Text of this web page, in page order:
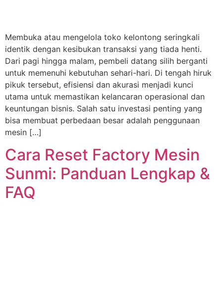
Membuka atau mengelola toko kelontong seringkali
identik dengan kesibukan transaksi yang tiada henti.
Dari pagi hingga malam, pembeli datang silih berganti
untuk memenuhi kebutuhan sehari-hari. Di tengah hiruk
pikuk tersebut, efisiensi dan akurasi menjadi kunci
utama untuk memastikan kelancaran operasional dan
keuntungan bisnis. Salah satu investasi penting yang
bisa membuat perbedaan besar adalah penggunaan
mesin […]
Cara Reset Factory Mesin
Sunmi: Panduan Lengkap &
FAQ